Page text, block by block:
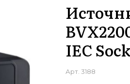
IEC
Арт. 3188